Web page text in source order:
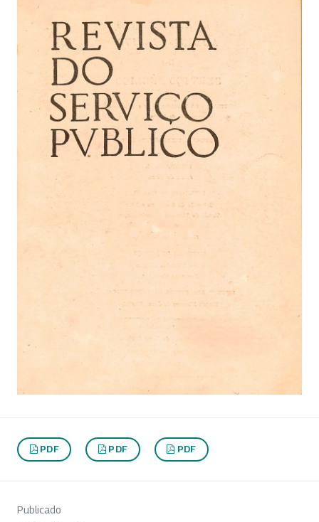
PDF PDF PDF
Publicado